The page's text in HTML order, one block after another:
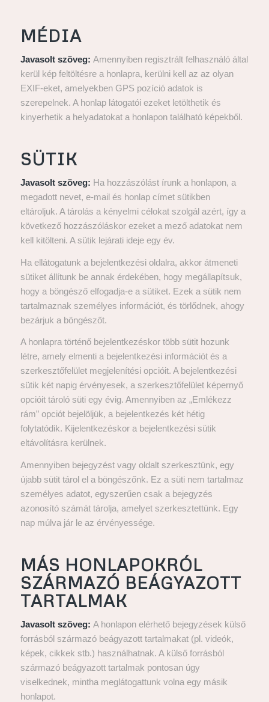
MÉDIA
Javasolt szöveg: Amennyiben regisztrált felhasználó által
kerül kép feltöltésre a honlapra, kerülni kell az az olyan
EXIF-eket, amelyekben GPS pozíció adatok is
szerepelnek. A honlap látogatói ezeket letölthetik és
kinyerhetik a helyadatokat a honlapon található képekből.
SÜTIK
Javasolt szöveg: Ha hozzászólást írunk a honlapon, a
megadott nevet, e-mail és honlap címet sütikben
eltároljuk. A tárolás a kényelmi célokat szolgál azért, így a
következő hozzászóláskor ezeket a mező adatokat nem
kell kitölteni. A sütik lejárati ideje egy év.
Ha ellátogatunk a bejelentkezési oldalra, akkor átmeneti
sütiket állítunk be annak érdekében, hogy megállapítsuk,
hogy a böngésző elfogadja-e a sütiket. Ezek a sütik nem
tartalmaznak személyes információt, és törlődnek, ahogy
bezárjuk a böngészőt.
A honlapra történő bejelentkezéskor több sütit hozunk
létre, amely elmenti a bejelentkezési információt és a
szerkesztőfelület megjelenítési opcióit. A bejelentkezési
sütik két napig érvényesek, a szerkesztőfelület képernyő
opcióit tároló süti egy évig. Amennyiben az „Emlékezz
rám” opciót bejelöljük, a bejelentkezés két hétig
folytatódik. Kijelentkezéskor a bejelentkezési sütik
eltávolításra kerülnek.
Amennyiben bejegyzést vagy oldalt szerkesztünk, egy
újabb sütit tárol el a böngészőnk. Ez a süti nem tartalmaz
személyes adatot, egyszerűen csak a bejegyzés
azonosító számát tárolja, amelyet szerkesztettünk. Egy
nap múlva jár le az érvényessége.
MÁS HONLAPOKRÓL
SZÁRMAZÓ BEÁGYAZOTT
TARTALMAK
Javasolt szöveg: A honlapon elérhető bejegyzések külső
forrásból származó beágyazott tartalmakat (pl. videók,
képek, cikkek stb.) használhatnak. A külső forrásból
származó beágyazott tartalmak pontosan úgy
viselkednek, mintha meglátogattunk volna egy másik
honlapot.